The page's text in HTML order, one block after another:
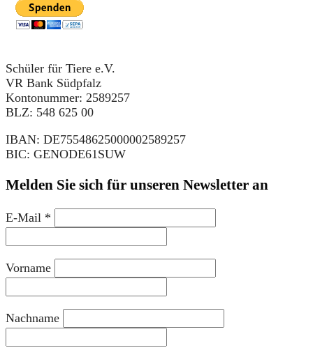
Schüler für Tiere e.V.
VR Bank Südpfalz
Kontonummer: 2589257
BLZ: 548 625 00
IBAN: DE75548625000002589257
BIC: GENODE61SUW
Melden Sie sich für unseren Newsletter an
E-Mail *
Vorname
Nachname